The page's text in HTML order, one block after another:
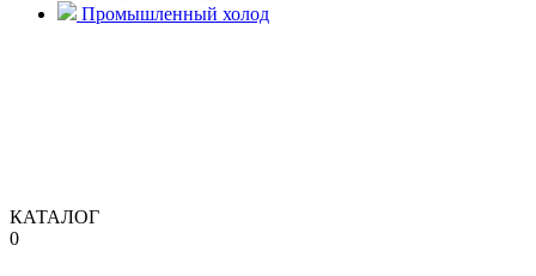
Промышленный холод
КАТАЛОГ
0